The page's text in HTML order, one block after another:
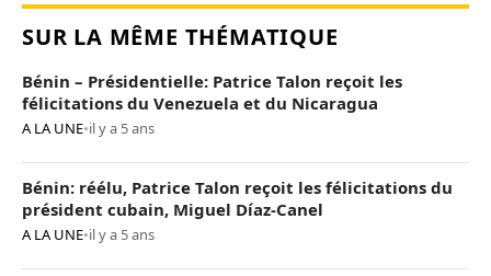
SUR LA MÊME THÉMATIQUE
Bénin – Présidentielle: Patrice Talon reçoit les
félicitations du Venezuela et du Nicaragua
A LA UNE•il y a 5 ans
Bénin: réélu, Patrice Talon reçoit les félicitations du
président cubain, Miguel Díaz-Canel
A LA UNE•il y a 5 ans